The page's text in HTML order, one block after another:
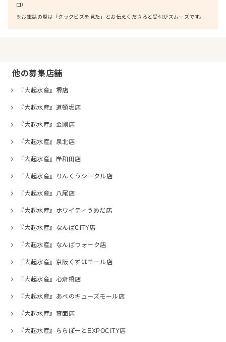
口）
※お電話の際は「クックビズを見た」とお伝えくださると受付がスムーズです。
他の募集店舗
『大起水産』堺店
『大起水産』道頓堀店
『大起水産』金剛店
『大起水産』泉北店
『大起水産』岸和田店
『大起水産』りんくうシークル店
『大起水産』八尾店
『大起水産』ホワイティうめだ店
『大起水産』なんばCITY店
『大起水産』なんばウォーク店
『大起水産』京阪くずはモール店
『大起水産』心斎橋店
『大起水産』あべのキューズモール店
『大起水産』箕面店
『大起水産』ららぽーとEXPOCITY店